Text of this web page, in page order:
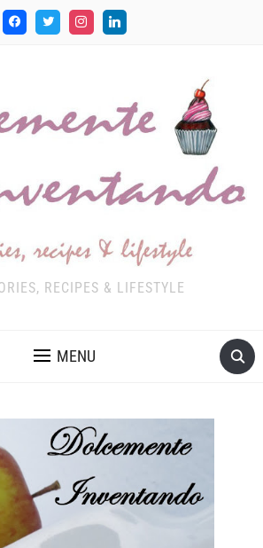
RECIPES & LIFESTYLE
MENU